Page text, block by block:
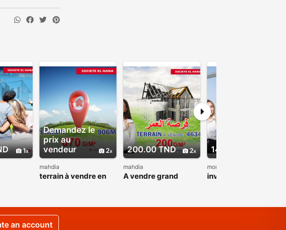
1
Demandez le
prix au
vendeur
2
mahdia
terrain à vendre en
200.00 TND 2
mahdia
A vendre grand
Terrain à 100 mètres
1400.00 TND
monestir
investissement
an account